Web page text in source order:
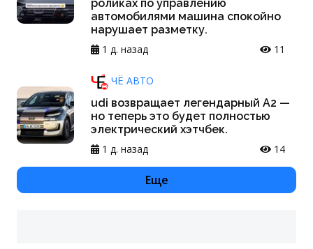
роликах по управлению
автомобилями машина спокойно
нарушает разметку.
1 д. назад
11
ЧЁ АВТО
udi возвращает легендарный A2 —
но теперь это будет полностью
электрический хэтчбек.
1 д. назад
14
Еще